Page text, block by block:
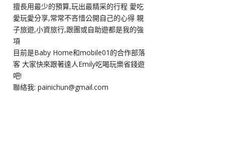
擅長用最少的預算,玩出最精采的行程 愛吃
愛玩愛分享,常常不吝惜公開自己的心得 親
子旅遊,小資旅行,跟團或自助遊都是我的強
項
目前是Baby Home和mobile01的合作部落
客 大家快來跟著達人Emily吃喝玩樂省錢遊
吧!
聯絡我: painichun@gmail.com